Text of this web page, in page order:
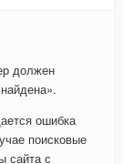
должен
ошибка
поисковые
сайта с